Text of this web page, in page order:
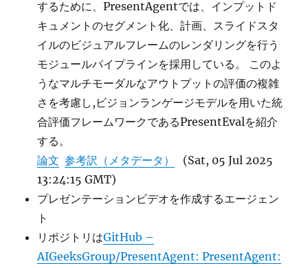
するために、PresentAgentでは、インプットド
キュメントのセグメント化、計画、スライドスタ
イルのビジュアルフレームのレンダリングを行う
モジュールパイプラインを採用している。 このよ
うなマルチモーダルなアウトプットの評価の複雑
さを考慮し,ビジョンランゲージモデルを用いた統
合評価フレームワークであるPresentEvalを紹介
する。
論文 参考訳（メタデータ）
(Sat, 05 Jul 2025
13:24:15 GMT)
プレゼンテーションビデオを作成するエージェン
ト
リポジトリはGitHub –
AIGeeksGroup/PresentAgent: PresentAgent: